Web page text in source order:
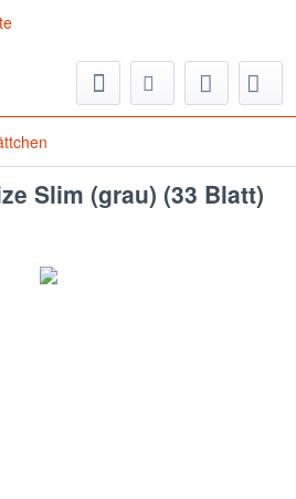
Slim (grau) (33 Blatt)